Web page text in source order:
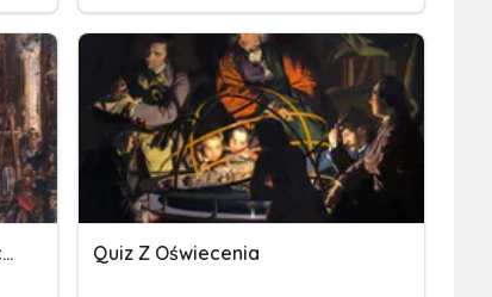
Podsumowanie Epoki - Oświecenie Quiz Z Oświecenia